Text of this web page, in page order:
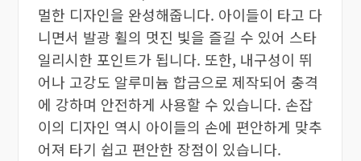
멀한 디자인을 완성해줍니다. 아이들이 타고 다
니면서 발광 휠의 멋진 빛을 즐길 수 있어 스타
일리시한 포인트가 됩니다. 또한, 내구성이 뛰
어나 고강도 알루미늄 합금으로 제작되어 충격
에 강하며 안전하게 사용할 수 있습니다. 손잡
이의 디자인 역시 아이들의 손에 편안하게 맞추
어져 타기 쉽고 편안한 장점이 있습니다.